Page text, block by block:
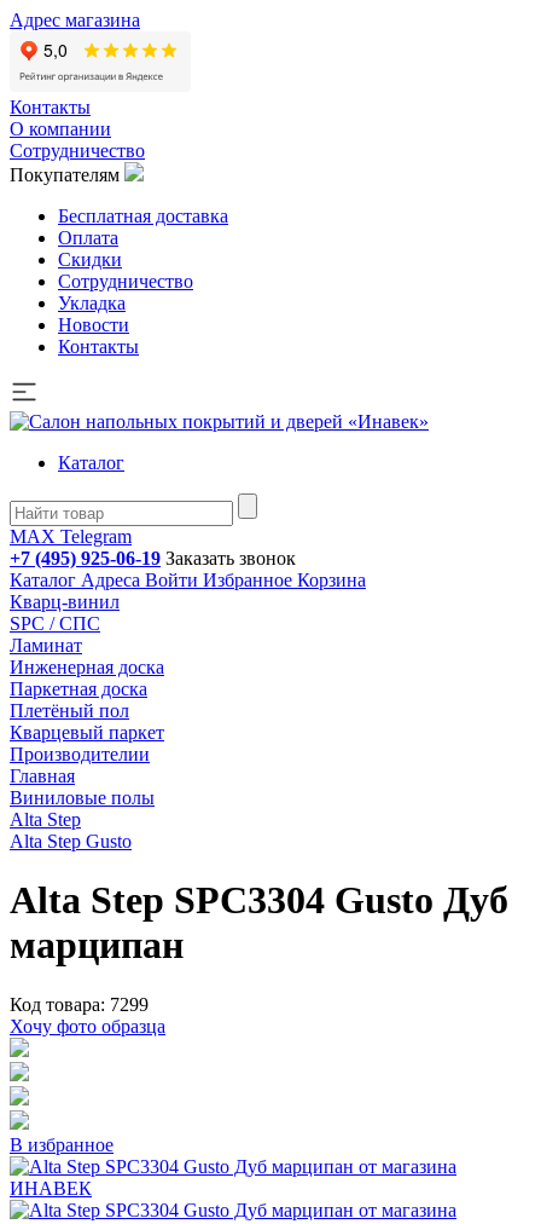
Адрес магазина
Контакты
О компании
Сотрудничество
Покупателям
Бесплатная доставка
Оплата
Скидки
Сотрудничество
Укладка
Новости
Контакты
Каталог
MAX Telegram
+7 (495) 925-06-19 Заказать звонок
Каталог Адреса Войти Избранное Корзина
Кварц-винил
SPC / СПС
Ламинат
Инженерная доска
Паркетная доска
Плетёный пол
Кварцевый паркет
Производителии
Главная
Виниловые полы
Alta Step
Alta Step Gusto
Alta Step SPC3304 Gusto Дуб
марципан
Код товара: 7299
Хочу фото образца
В избранное